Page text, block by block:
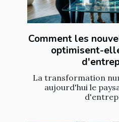
Comment les
optimisent-
La transformation
aujourd'hui le